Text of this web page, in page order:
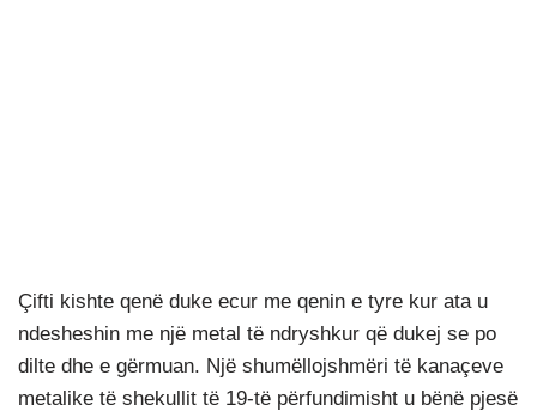
Çifti kishte qenë duke ecur me qenin e tyre kur ata u
ndesheshin me një metal të ndryshkur që dukej se po
dilte dhe e gërmuan. Një shumëllojshmëri të kanaçeve
metalike të shekullit të 19-të përfundimisht u bënë pjesë